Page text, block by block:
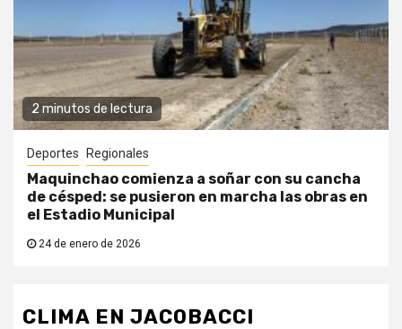
2 minutos de lectura
Deportes Regionales
Maquinchao comienza a soñar con su cancha
de césped: se pusieron en marcha las obras en
el Estadio Municipal
24 de enero de 2026
CLIMA EN JACOBACCI